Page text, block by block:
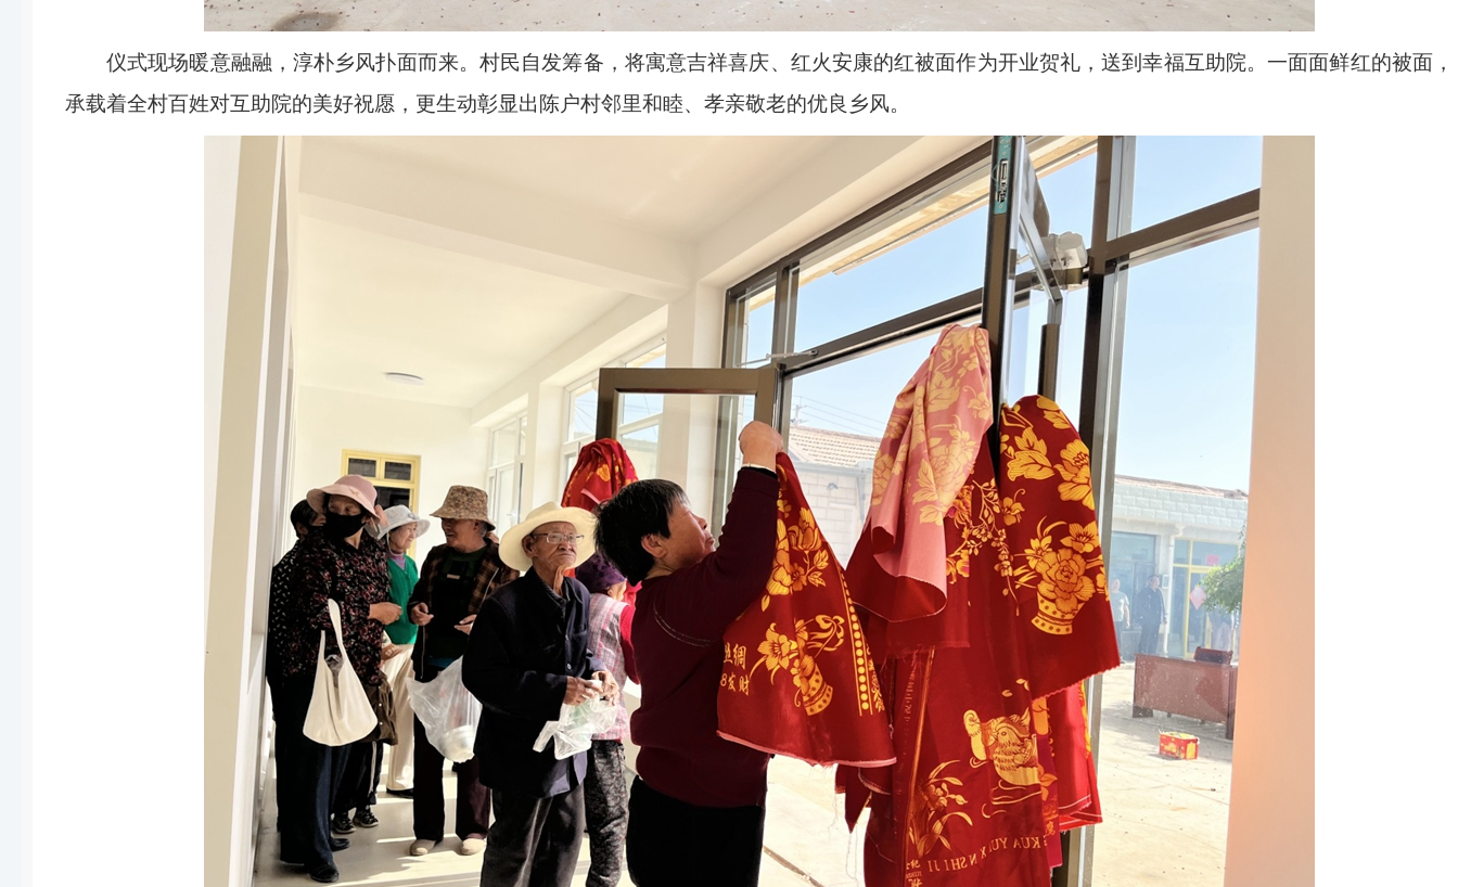
仪式现场暖意融融，淳朴乡风扑面而来。村民自发筹备，将寓意吉祥喜庆、红火安康的红被面作为开业贺礼，送到幸福互助院。一面面鲜红的被面，
承载着全村百姓对互助院的美好祝愿，更生动彰显出陈户村邻里和睦、孝亲敬老的优良乡风。